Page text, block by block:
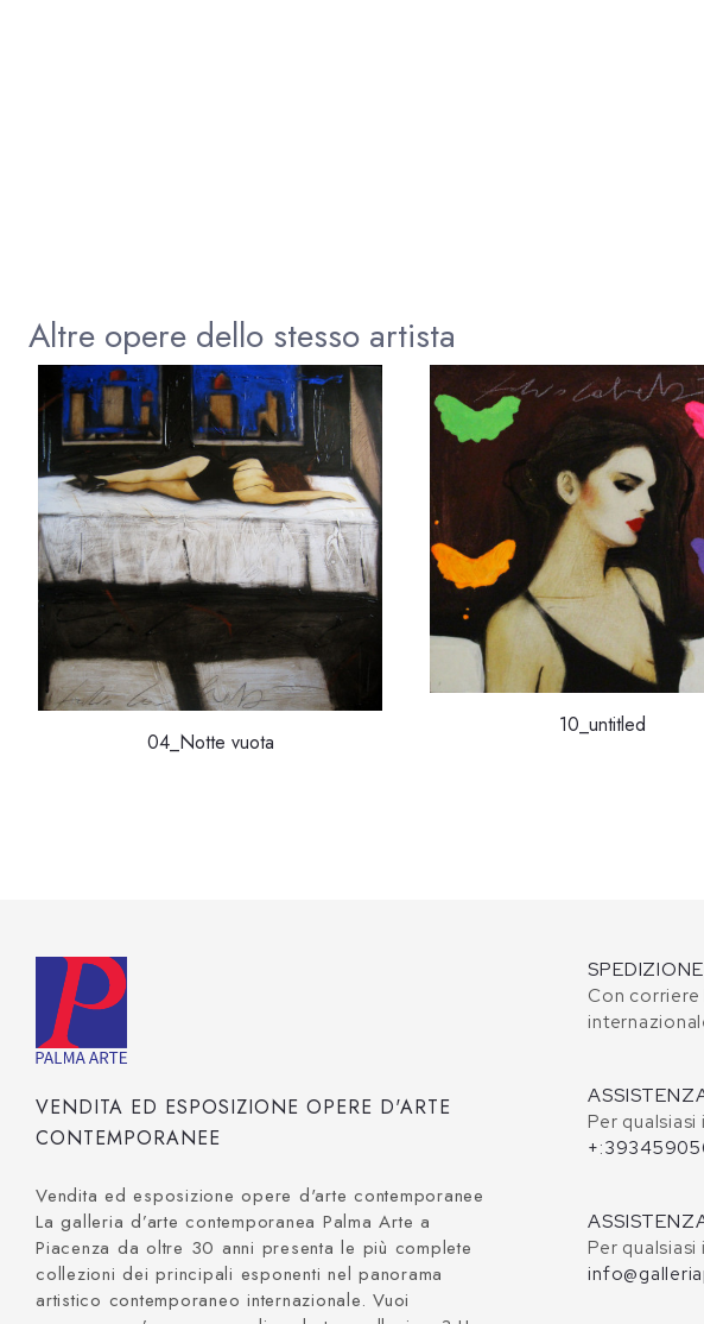
Altre opere dello stesso artista
04_Notte vuota
10_untitled
VENDITA ED ESPOSIZIONE OPERE D'ARTE
CONTEMPORANEE
Vendita ed esposizione opere d'arte contemporanee
La galleria d’arte contemporanea Palma Arte a
Piacenza da oltre 30 anni presenta le più complete
collezioni dei principali esponenti nel panorama
artistico contemporaneo internazionale. Vuoi
Con
Per
Per